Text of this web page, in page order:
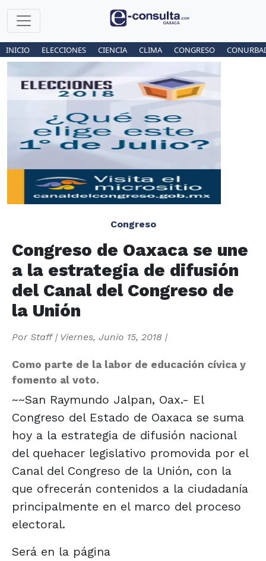
INICIO ELECCIONES CIENCIA CLIMA CONGRESO
Congreso
Congreso de Oaxaca se une
a la estrategia de difusión
del Canal del Congreso de
la Unión
Por Staff| Viernes, Junio 15, 2018 |
Como parte de la labor de educación cívica y
fomento al voto.
~~San Raymundo Jalpan, Oax.- El
Congreso del Estado de Oaxaca se suma
hoy a la estrategia de difusión nacional
del quehacer legislativo promovida por el
Canal del Congreso de la Unión, con la
que ofrecerán contenidos a la ciudadanía
principalmente en el marco del proceso
electoral.
Será en la página